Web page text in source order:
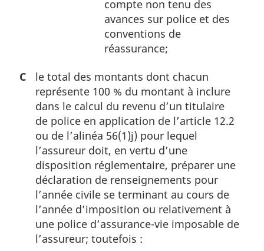
compte non tenu des
avances sur police et des
conventions de
réassurance;
C
le total des montants dont chacun
représente 100 % du montant à inclure
dans le calcul du revenu d’un titulaire
de police en application de l’article 12.2
ou de l’alinéa 56(1)j) pour lequel
l’assureur doit, en vertu d’une
disposition réglementaire, préparer une
déclaration de renseignements pour
l’année civile se terminant au cours de
l’année d’imposition ou relativement à
une police d’assurance-vie imposable de
l’assureur; toutefois :